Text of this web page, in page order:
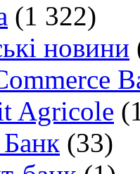
(1 322)
новини
Agricole
(33)